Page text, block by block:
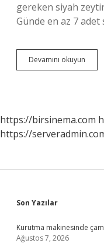
gereken siyah
Günde en az 7 adet
Devamını okuyun
Hangi
https://birsinema.com
https://
Sidebar
Son Yazılar
Kurutma makinesinde
Ağustos 7, 2026